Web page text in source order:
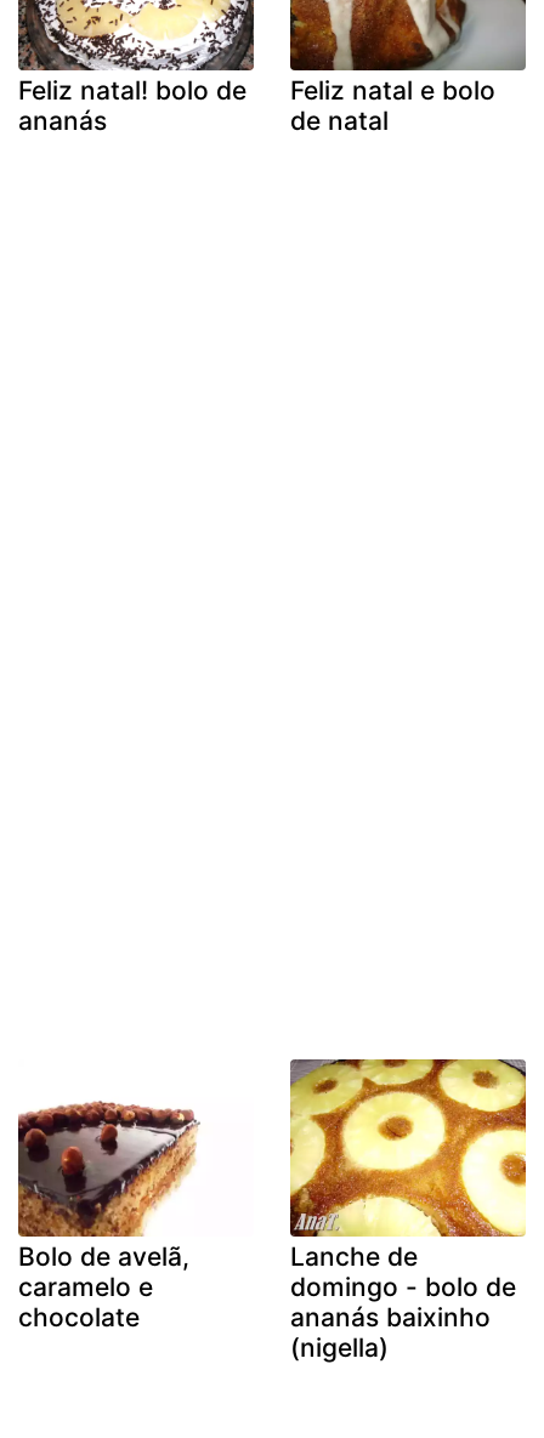
Feliz natal! bolo de
ananás
Feliz natal e bolo
de natal
Bolo de avelã,
caramelo e
chocolate
Lanche de
domingo - bolo de
ananás baixinho
(nigella)